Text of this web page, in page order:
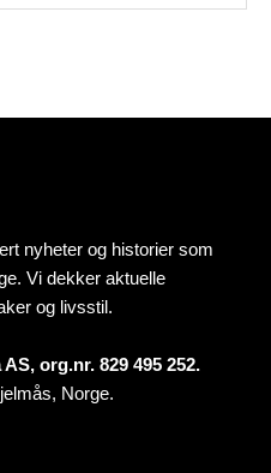
nyheter og historier som
Vi dekker aktuelle
og livsstil.
org.nr. 829 495 252.
Norge.